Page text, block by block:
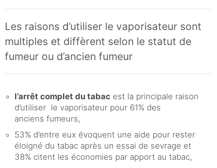
Les raisons d’utiliser le vaporisateur sont
multiples et diffèrent selon le statut de
fumeur ou d’ancien fumeur
l’arrêt complet du tabac est la principale raison
d’utiliser le vaporisateur pour 61% des
anciens fumeurs,
53% d’entre eux évoquent une aide pour rester
éloigné du tabac après un essai de sevrage et
38% citent les économies par apport au tabac,